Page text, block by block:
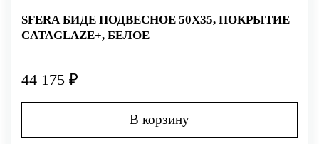
SFERA БИДЕ ПОДВЕСНОЕ 50Х35, ПОКРЫТИЕ
CATAGLAZE+, БЕЛОЕ
44 175 ₽
В корзину